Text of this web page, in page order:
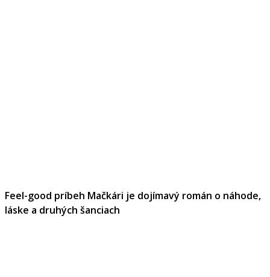
Feel-good príbeh Mačkári je dojímavý román o náhode,
láske a druhých šanciach